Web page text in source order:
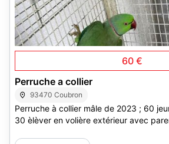
60 €
Perruche a collier
93470 Coubron
Perruche à collier mâle de 2023 ; 60 jeunes 2025 non sexer :